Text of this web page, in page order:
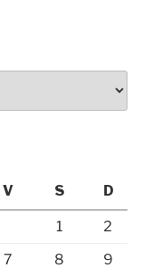
V S D
1
2
7 8
9